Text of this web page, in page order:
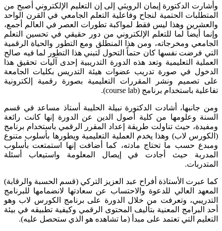
وأشارت الدكتورة إيمان الرويثي إلى إن التعليم الإلكتروني أصبح من
المتطلبات الحتمية لنجاح وفاعلية التعلم الجامعي في القرن الواحد
والعشرين وهذا ليس فقط لمواكبة تطورات العصر في العالم أجمع،
وإنما أيضاً لما للتعلم الإلكتروني من دور حقيقي في تحسين التعلم
الجامعي ومخرجاته، ومن هذا المنطلق ومع التطور والحياة الرقمية
التي فرضت نفسها كان حتماً التحول لتبني هذا التطور لما فيه صالح
العملية التعليمية وتعد هذه الدورة التدريبية إحدى آليات تحقيق هذا
الدخول في صورة تدريب عضوات هيئة التدريس بكليات الجامعة
على تصميم ونشر المقررات التعليمية بصورة رقمية إلكترونية
تفاعلية باستخدام برنامج (course lab).
ومن جانبها، أشادت الدكتورة نبيلة الحليبة أستاذ مساعد في قسم
السنة وعلومها من كلية أصول الدين عن الدورة إنها كانت رائعة
ومفيدة، حيث تناولت طريقة إعداد المقرر الرقمي باستخدام برنامج
(الكورس لاب) وهذا يخدم العملية التعليمية ويطورها بأسلوب متنوع
ومبدع حسب ما تحتاج مادته، كما أضافت إنها استمتعت بأسلوب
المدربة حيث أجادت في إيصال المعلومة واستيعاب أسئلة
المتدربات.
كما عبرت الأستاذة أفراح عبد العزيز التركي (قسم الحسبة والرقابة)
المعهد العالي للدعوة والاحتساب عن سعادتها لانضمامها للبرنامج
التدريبي، وتعرفت من خلال الدورة على برنامج الكورس لاب وهو
أحد البرامج المعنية بتأليف المحتوى الرقمي وكيفية تطبيقه في بيئة
التعليم التي تعتمد على مبدأ (ما تشاهده هو الذي ستحصل عليه).